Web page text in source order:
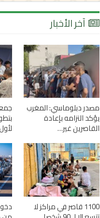
آخر الأخبار
مصدر دبلوماسي: المغرب
يؤكد التزامه بإعادة
القاصرين غير…
1100 قاصر في مراكز لا